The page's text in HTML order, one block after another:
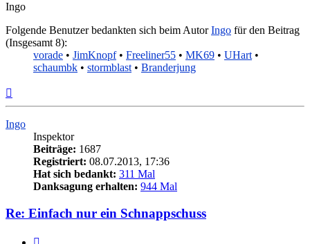
Ingo
Folgende Benutzer bedankten sich beim AutorIngo für den Beitrag
(Insgesamt 8):
vorade • JimKnopf• Freeliner55 • MK69 • UHart•
schaumbk • stormblast• Branderjung
oben
Ingo
Inspektor
Beiträge: 1687
Registriert: 08.07.2013, 17:36
Hat sich bedankt: 311 Mal
Danksagung erhalten: 944 Mal
Re: Einfach nur ein Schnappschuss